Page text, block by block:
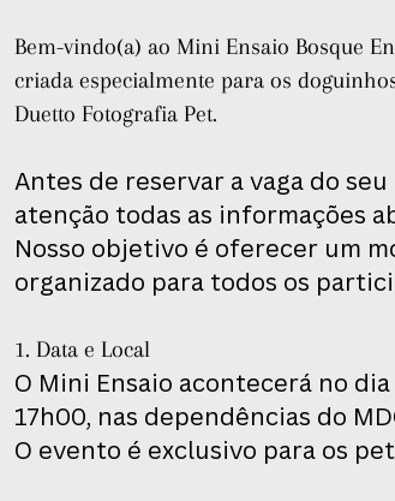
​Bem-vindo(a) ao Mini Ensaio Bosque
criada especialmente para os
Duetto Fotografia Pet.
Antes de reservar a vaga do
atenção todas as informações
Nosso objetivo é oferecer um
organizado para todos os
1. Data e Local
O Mini Ensaio acontecerá no
17h00, nas dependências do
O evento é exclusivo para os